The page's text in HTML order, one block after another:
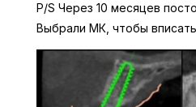
P/S Через 10 месяцев
Выбрали МК, чтобы